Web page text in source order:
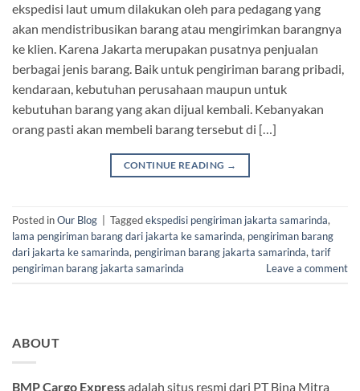
ekspedisi laut umum dilakukan oleh para pedagang yang
akan mendistribusikan barang atau mengirimkan barangnya
ke klien. Karena Jakarta merupakan pusatnya penjualan
berbagai jenis barang. Baik untuk pengiriman barang pribadi,
kendaraan, kebutuhan perusahaan maupun untuk
kebutuhan barang yang akan dijual kembali. Kebanyakan
orang pasti akan membeli barang tersebut di […]
CONTINUE READING →
Posted inOur Blog Taggedekspedisi pengiriman jakarta samarinda,
lama pengiriman barang dari jakarta ke samarinda, pengiriman barang
dari jakarta ke samarinda, pengiriman barang jakarta samarinda,tarif
pengiriman barang jakarta samarinda
Leave a comment
ABOUT
BMP Cargo Expressadalah situs resmi dari PT Bina Mitra